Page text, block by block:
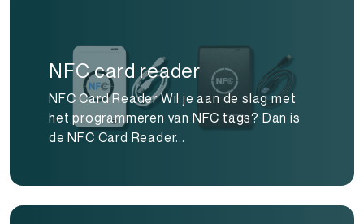
NFC card reader
NFC Card Reader Wil je aan de slag met
het programmeren van NFC tags? Dan is
de NFC Card Reader...